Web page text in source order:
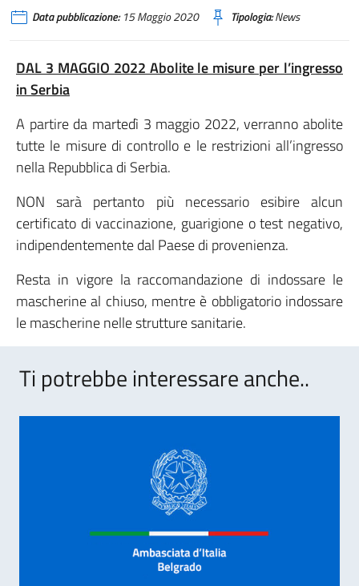
Data pubblicazione:15 Maggio 2020 Tipologia:News
DAL 3 MAGGIO 2022 Abolite le misure per l’ingresso
in Serbia
A partire da martedì 3 maggio 2022, verranno abolite
tutte le misure di controllo e le restrizioni all’ingresso
nella Repubblica di Serbia.
NON sarà pertanto più necessario esibire alcun
certificato di vaccinazione, guarigione o test negativo,
indipendentemente dal Paese di provenienza.
Resta in vigore la raccomandazione di indossare le
mascherine al chiuso, mentre è obbligatorio indossare
le mascherine nelle strutture sanitarie.
Ti potrebbe interessare anche..